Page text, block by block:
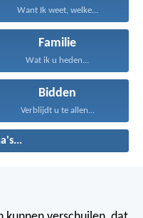
Want Ik weet, welke...
Familie
Wat ik u heden...
Bidden
Verblijdt u te allen...